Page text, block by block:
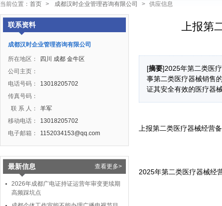
当前位置： 首页 > 成都汉时企业管理咨询有限公司 > 供应信息
联系资料
成都汉时企业管理咨询有限公司
所在地区：
四川 成都 金牛区
公司主页：
电话号码：
13018205702
传真号码：
联 系 人：
羊军
移动电话：
13018205702
电子邮箱：
1152034153@qq.com
最新信息 查看更多>
2026年成都广电证持证运营年审变更续期
高频踩坑点
上报第
[摘要]2025年第二类医
事第二类医疗器械销售
证其安全有效的医疗器
上报第二类医疗器械经营
2025年第二类医疗器械经